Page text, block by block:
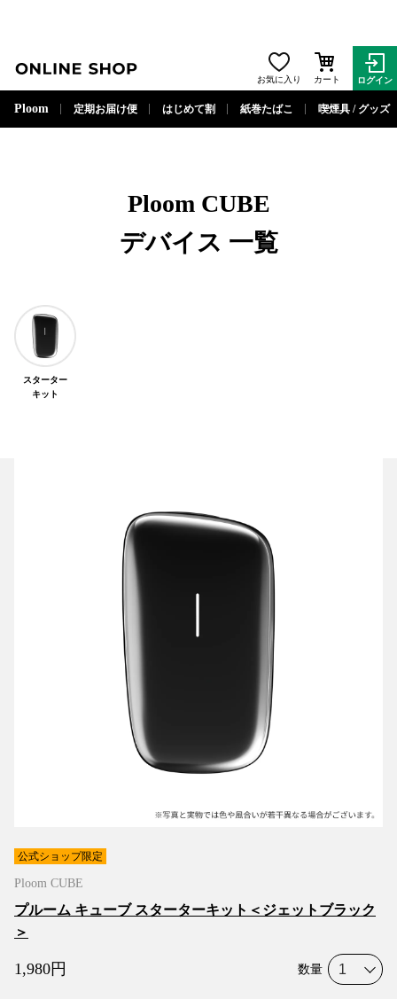
お気に入り カート ログイン
Ploom 定期お届け便 はじめて割 紙巻たばこ 喫煙具 / グッズ
Ploom CUBE
デバイス 一覧
スターター
キット
公式ショップ限定
Ploom CUBE
プルーム キューブ スターターキット＜ジェットブラック
＞
1,980円 数量
閉じる